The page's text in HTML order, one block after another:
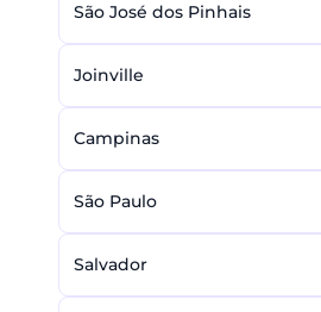
São José dos Pinhais
Joinville
Campinas
São Paulo
Salvador